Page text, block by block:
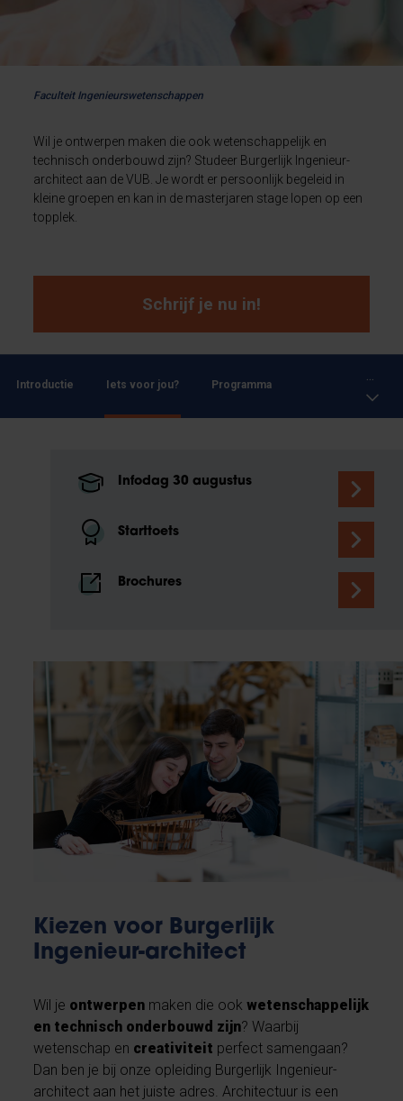
Faculteit Ingenieurswetenschappen
Wil je ontwerpen maken die ook wetenschappelijk en
technisch onderbouwd zijn? Studeer Burgerlijk Ingenieur-
architect aan de VUB. Je wordt er persoonlijk begeleid in
kleine groepen en kan in de masterjaren stage lopen op een
topplek.
Schrijf je nu in!
Introductie Iets voor jou? Programma
Infodag 30 augustus
Starttoets
Brochures
Kiezen voor Burgerlijk
Ingenieur-architect
Wil je ontwerpen maken die ookwetenschappelijk
en technisch onderbouwd zijn? Waarbij
wetenschap en creativiteit perfect samengaan?
Dan ben je bij onze opleiding Burgerlijk Ingenieur-
architect aan het juiste adres. Architectuur is een